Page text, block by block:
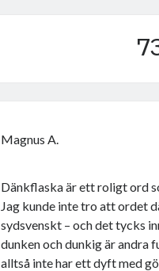
Magnus A.
Dänkflaska är ett roligt ord
Jag kunde inte tro att ordet
sydsvenskt – och det tycks
dunken och dunkig är andra
alltså inte har ett dyft med